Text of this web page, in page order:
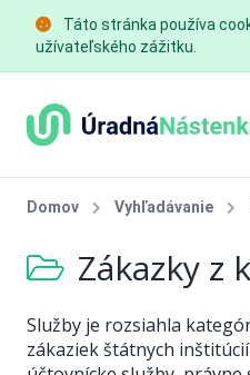
Táto stránka používa
užívateľského zážitku.
Domov Vyhľadávanie
Zákazky z
Služby je rozsiahla
zákaziek štátnych